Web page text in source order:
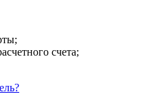
счета;